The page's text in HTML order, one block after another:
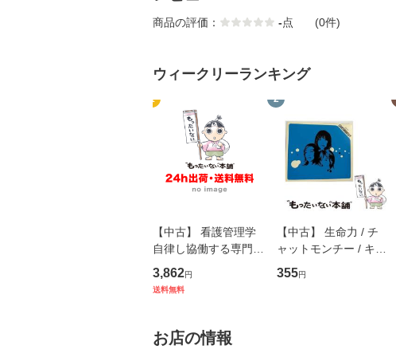
商品の評価： -点 (0件)
ウィークリーランキング
1
【中古】 看護管理学
自律し協働する専門職
の看護マネジメントス
キル 改訂第3版 (看護
堂 [単行
3,862円
送料無料
2
【中古】 生命力 / チ
ャットモンチー / キュ
ーンレコード [CD]
【メール便送料無料】
355円
お店の情報